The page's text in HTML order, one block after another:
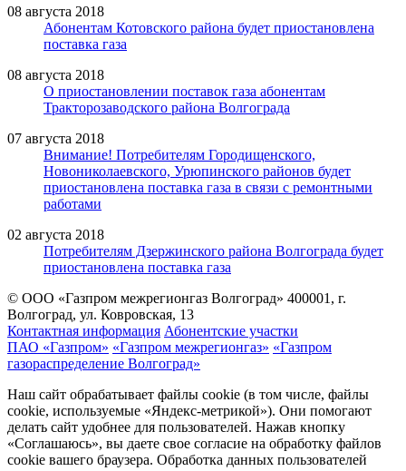
08 августа 2018
Абонентам Котовского района будет приостановлена
поставка газа
08 августа 2018
О приостановлении поставок газа абонентам
Тракторозаводского района Волгограда
07 августа 2018
Внимание! Потребителям Городищенского,
Новониколаевского, Урюпинского районов будет
приостановлена поставка газа в связи с ремонтными
работами
02 августа 2018
Потребителям Дзержинского района Волгограда будет
приостановлена поставка газа
© ООО «Газпром межрегионгаз Волгоград» 400001, г.
Волгоград, ул. Ковровская, 13
Контактная информация Абонентские участки
ПАО «Газпром» «Газпром межрегионгаз» «Газпром
газораспределение Волгоград»
Наш сайт обрабатывает файлы cookie (в том числе, файлы
cookie, используемые «Яндекс-метрикой»). Они помогают
делать сайт удобнее для пользователей. Нажав кнопку
«Соглашаюсь», вы даете свое согласие на обработку файлов
cookie вашего браузера. Обработка данных пользователей